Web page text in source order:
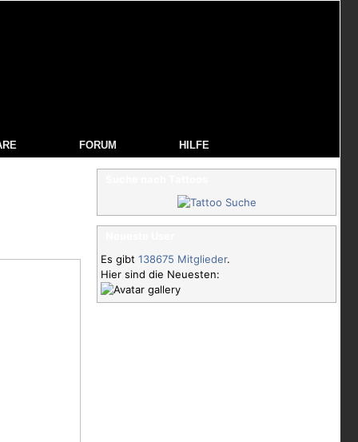
FORUM HILFE
Es gibt 138675 Mitglieder.
Hier sind die Neuesten: